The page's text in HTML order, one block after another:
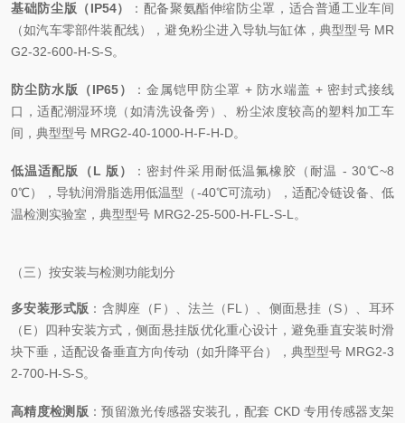
基础防尘版（IP54）
：配备聚氨酯伸缩防尘罩，适合普通工业车间
（如汽车零部件装配线），避免粉尘进入导轨与缸体，典型型号 MR
G2-32-600-H-S-S。
防尘防水版（IP65）
：金属铠甲防尘罩 + 防水端盖 + 密封式接线
口，适配潮湿环境（如清洗设备旁）、粉尘浓度较高的塑料加工车
间，典型型号 MRG2-40-1000-H-F-H-D。
低温适配版（L 版）
：密封件采用耐低温氟橡胶（耐温 - 30℃~8
0℃），导轨润滑脂选用低温型（-40℃可流动），适配冷链设备、低
温检测实验室，典型型号 MRG2-25-500-H-FL-S-L。
（三）按安装与检测功能划分
多安装形式版 ：含脚座（F）、法兰（FL）、侧面悬挂（S）、耳环
（E）四种安装方式，侧面悬挂版优化重心设计，避免垂直安装时滑
块下垂，适配设备垂直方向传动（如升降平台），典型型号 MRG2-3
2-700-H-S-S。
高精度检测版 ：预留激光传感器安装孔，配套 CKD 专用传感器支架